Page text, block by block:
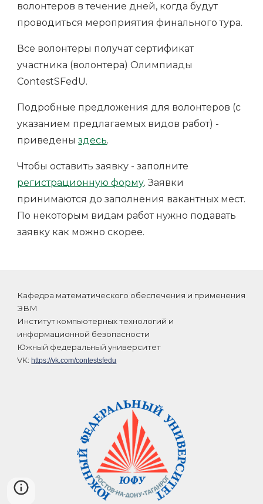
волонтеров в течение дней, когда будут
проводиться мероприятия финального тура.
Все волонтеры получат сертификат
участника (волонтера) Олимпиады
ContestSFedU.
Подробные предложения для волонтеров (с
указанием предлагаемых видов работ) -
приведены здесь.
Чтобы оставить заявку - заполните
регистрационную форму. Заявки
принимаются до заполнения вакантных мест.
По некоторым видам работ нужно подавать
заявку как можно скорее.
Кафедра математического обеспечения и применения
ЭВМ
Институт компьютерных технологий и
информационной безопасности
Южный федеральный университет
VK:https://vk.com/contestsfedu